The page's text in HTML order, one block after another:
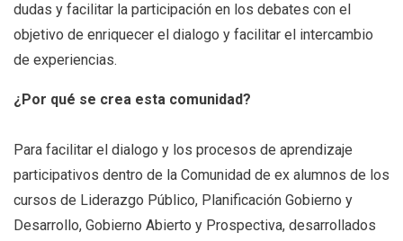
dudas y facilitar la participación en los debates con el
objetivo de enriquecer el dialogo y facilitar el intercambio
de experiencias.
¿Por qué se crea esta comunidad?
Para facilitar el dialogo y los procesos de aprendizaje
participativos dentro de la Comunidad de ex alumnos de los
cursos de Liderazgo Público, Planificación Gobierno y
Desarrollo, Gobierno Abierto y Prospectiva, desarrollados